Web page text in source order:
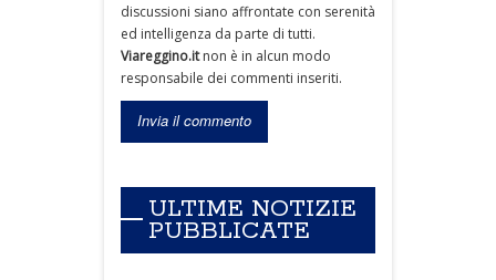
discussioni siano affrontate con serenità
ed intelligenza da parte di tutti.
Viareggino.itnon è in alcun modo
responsabile dei commenti inseriti.
ULTIME NOTIZIE
PUBBLICATE